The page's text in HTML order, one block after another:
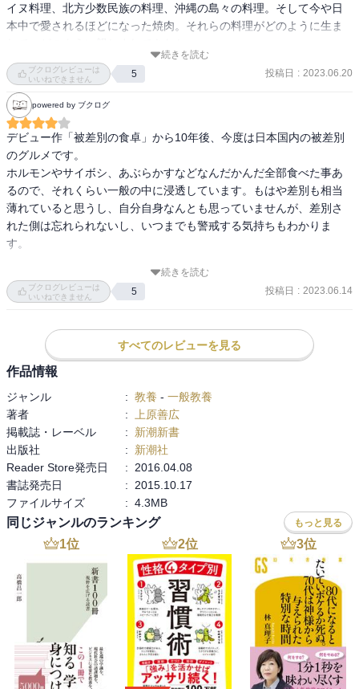
イヌ料理、北方少数民族の料理、沖縄の島々の料理。そして今や日
本中で愛されるほどになった焼肉。それらの料理がどのように生ま
こうした料理が生まれた背景や由縁を知るのって、とても意義深い
ことだと思う。「食」がもつパワーは凄い。
続きを読む
ブクログレビューは
いいねできません
5 投稿日 : 2023.06.20
powered by ブクログ
デビュー作「被差別の食卓」から10年後、今度は日本国内の被差別
のグルメです。
ホルモンやサイボシ、あぶらかすなどなんだかんだ全部食べた事あ
るので、それくらい一般の中に浸透しています。もはや差別も相当
薄れていると思うし、自分自身なんとも思っていませんが、差別さ
れた側は忘れられないし、いつまでも警戒する気持ちもわかりま
す。
アイヌ、オロッコ(ウィルタ)ギリヤーク(ニブフ)の部分がとても印象
的で、とても有名なアイヌに関しては知っていますが、後述の二民
「熱源」を読むとどのような扱いだったのかよくわかりますのでお
勧めです。
第二次世界大戦後に日本に残った人々は、日本国籍ももらえずとて
と公表する人もいらっしゃらないそうです。
日本人は単一民族と子供の頃から教えられて来ましたが、それを聞
いて日本国内の少数民族の人々はどう思ったのかなと思うとモヤモ
ヤした気分になります。
続きを読む
ブクログレビューは
いいねできません
5 投稿日 : 2023.06.14
すべてのレビューを見る
作品情報
ジャンル : 教養 - 一般教養
著者
:
上原善広
掲載誌・レーベル
:
新潮新書
出版社
:
新潮社
Reader Store発売日
:
2016.04.08
書誌発売日
:
2015.10.17
ファイルサイズ
: 4.3MB
同じジャンルのランキング もっと見る
1位 2位 3位